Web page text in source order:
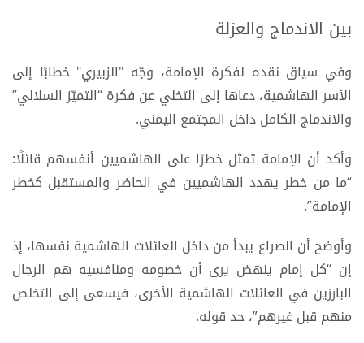
بين الاندماج والعزلة
وفي سياق نقده لفكرة الإمامة، وجّه "الزبيري" خطابًا إلى
الأسر الهاشمية، دعاها إلى التخلي عن فكرة “التميّز السلالي”
والاندماج الكامل داخل المجتمع اليمني.
وأكد أن الإمامة تمثل خطرًا على الهاشميين أنفسهم قائلًا:
“ما من خطر يهدد الهاشميين في الحاضر والمستقبل كخطر
الإمامة”.
وأوضح أن الصراع يبدأ من داخل العائلات الهاشمية نفسها، إذ
إن “كل إمام ينهض يرى أن خصومه ومنافسيه هم الرجال
البارزين في العائلات الهاشمية الأخرى، فيسعى إلى التخلص
منهم قبل غيرهم”، حد قوله.